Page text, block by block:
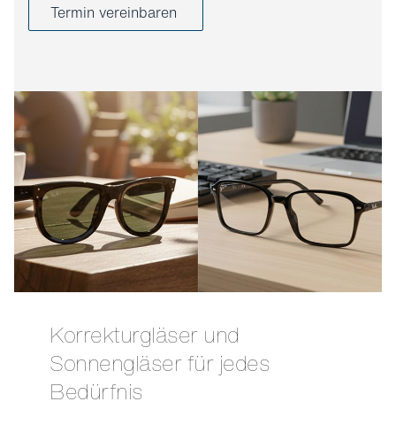
Termin vereinbaren
Korrekturgläser und
Sonnengläser für jedes
Bedürfnis